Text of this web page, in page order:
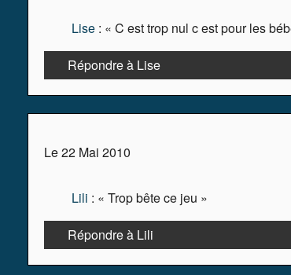
Lise : « C est trop nul c est pour les
Répondre à Lise
Le 22 Mai 2010
Lili : « Trop bête ce jeu »
Répondre à Lili